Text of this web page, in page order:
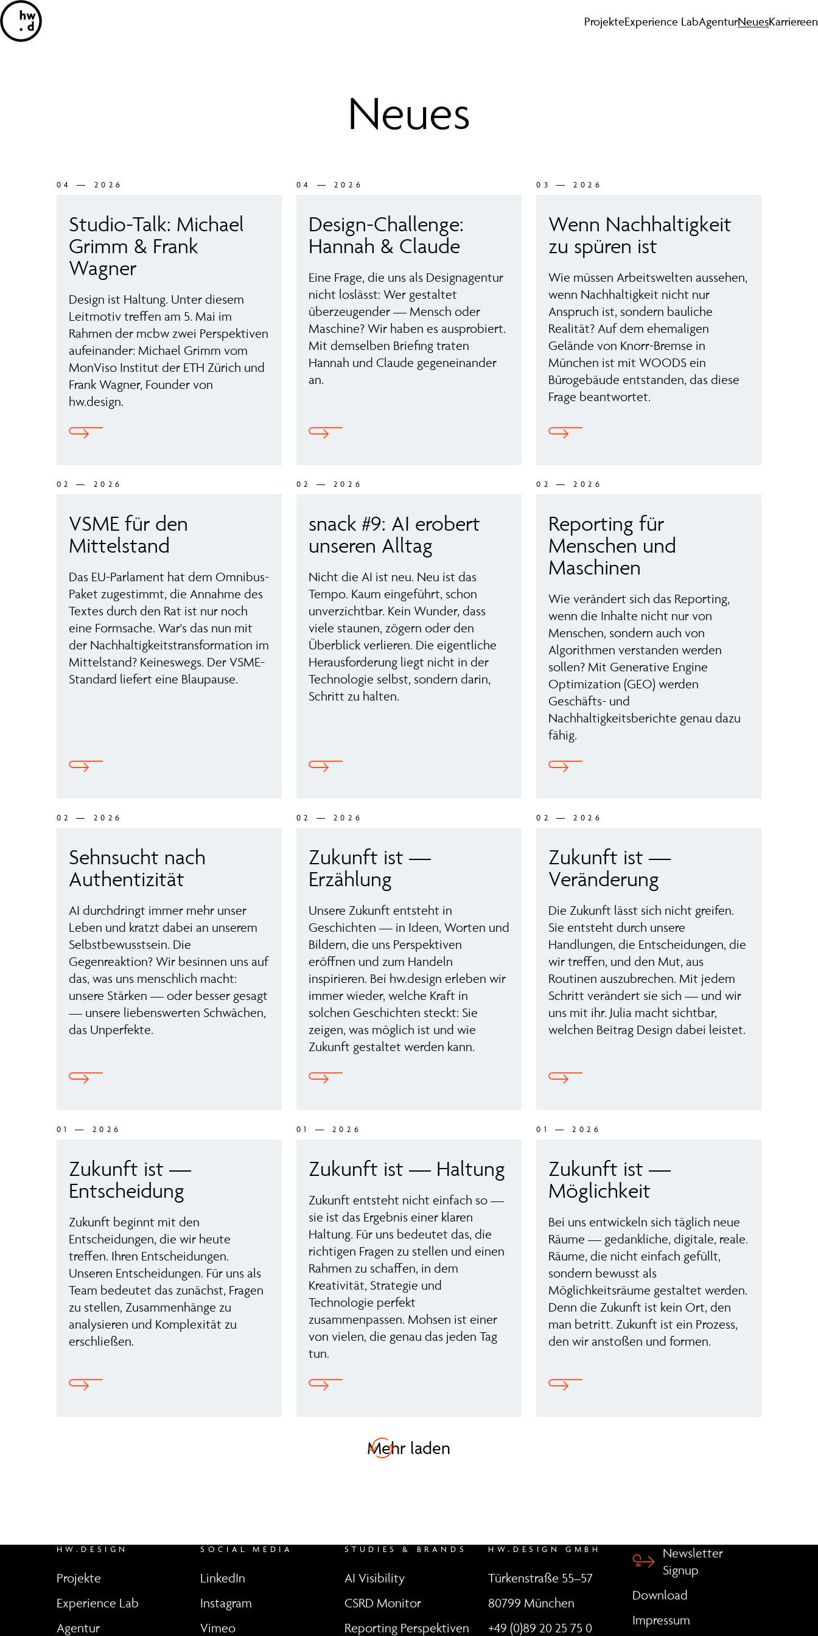
ProjekteExperience LabAgenturNeuesKarriereen
Neues
04 — 2026
Studio-Talk: Michael
Grimm & Frank
Wagner
Design ist Haltung. Unter diesem
Leitmotiv treffen am 5. Mai im
Rahmen der mcbw zwei Perspektiven
aufeinander: Michael Grimm vom
MonViso Institut der ETH Zürich und
Frank Wagner, Founder von
hw.design.
04 — 2026
Design-Challenge:
Hannah & Claude
Eine Frage, die uns als Designagentur
nicht loslässt: Wer gestaltet
überzeugender — Mensch oder
Maschine? Wir haben es ausprobiert.
Mit demselben Briefing traten
Hannah und Claude gegeneinander
an.
03 — 2026
Wenn Nachhaltigkeit
zu spüren ist
Wie müssen Arbeitswelten aussehen,
wenn Nachhaltigkeit nicht nur
Anspruch ist, sondern bauliche
Realität? Auf dem ehemaligen
Gelände von Knorr-Bremse in
München ist mit WOODS ein
Bürogebäude entstanden, das diese
Frage beantwortet.
02 — 2026
VSME für den
Mittelstand
Das EU-Parlament hat dem Omnibus-
Paket zugestimmt, die Annahme des
Textes durch den Rat ist nur noch
eine Formsache. War's das nun mit
der Nachhaltigkeitstransformation im
Mittelstand? Keineswegs. Der VSME-
Standard liefert eine Blaupause.
02 — 2026
snack #9: AI erobert
unseren Alltag
Nicht die AI ist neu. Neu ist das
Tempo. Kaum eingeführt, schon
unverzichtbar. Kein Wunder, dass
viele staunen, zögern oder den
Überblick verlieren. Die eigentliche
Herausforderung liegt nicht in der
Technologie selbst, sondern darin,
Schritt zu halten.
02 — 2026
Reporting für
Menschen und
Maschinen
Wie verändert sich das Reporting,
wenn die Inhalte nicht nur von
Menschen, sondern auch von
Algorithmen verstanden werden
sollen? Mit Generative Engine
Optimization (GEO) werden
Geschäfts- und
Nachhaltigkeitsberichte genau dazu
fähig.
02 — 2026
Sehnsucht nach
Authentizität
AI durchdringt immer mehr unser
Leben und kratzt dabei an unserem
Selbstbewusstsein. Die
Gegenreaktion? Wir besinnen uns auf
das, was uns menschlich macht:
unsere Stärken — oder besser gesagt
— unsere liebenswerten Schwächen,
das Unperfekte.
02 — 2026
Zukunft ist —
Erzählung
Unsere Zukunft entsteht in
Geschichten — in Ideen, Worten und
Bildern, die uns Perspektiven
eröffnen und zum Handeln
inspirieren. Bei hw.design erleben wir
immer wieder, welche Kraft in
solchen Geschichten steckt: Sie
zeigen, was möglich ist und wie
Zukunft gestaltet werden kann.
02 — 2026
Zukunft ist —
Veränderung
Die Zukunft lässt sich nicht greifen.
Sie entsteht durch unsere
Handlungen, die Entscheidungen, die
wir treffen, und den Mut, aus
Routinen auszubrechen. Mit jedem
Schritt verändert sie sich — und wir
uns mit ihr. Julia macht sichtbar,
welchen Beitrag Design dabei leistet.
01 — 2026
Zukunft ist —
Entscheidung
Zukunft beginnt mit den
Entscheidungen, die wir heute
treffen. Ihren Entscheidungen.
Unseren Entscheidungen. Für uns als
Team bedeutet das zunächst, Fragen
zu stellen, Zusammenhänge zu
analysieren und Komplexität zu
erschließen.
01 — 2026
Zukunft ist — Haltung
Zukunft entsteht nicht einfach so —
sie ist das Ergebnis einer klaren
Haltung. Für uns bedeutet das, die
richtigen Fragen zu stellen und einen
Rahmen zu schaffen, in dem
Kreativität, Strategie und
Technologie perfekt
zusammenpassen. Mohsen ist einer
von vielen, die genau das jeden Tag
tun.
01 — 2026
Zukunft ist —
Möglichkeit
Bei uns entwickeln sich täglich neue
Räume — gedankliche, digitale, reale.
Räume, die nicht einfach gefüllt,
sondern bewusst als
Möglichkeitsräume gestaltet werden.
Denn die Zukunft ist kein Ort, den
man betritt. Zukunft ist ein Prozess,
den wir anstoßen und formen.
Mehr laden
HW.DESIGN
Projekte
Experience Lab
Agentur
SOCIAL MEDIA
LinkedIn
Instagram
Vimeo
STUDIES & BRANDS
AI Visibility
CSRD Monitor
Reporting Perspektiven
HW.DESIGN GMBH
Türkenstraße 55–57
80799 München
+49 (0)89 20 25 75 0
Newsletter
Signup
Download
Impressum